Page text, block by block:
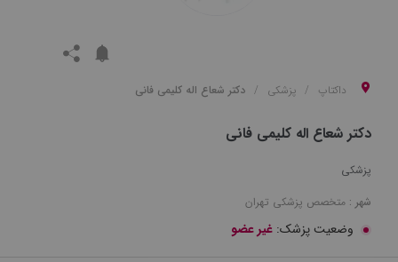
داکتاپ پزشکی دکتر شعاع اله کلیمی فانی
دکتر شعاع اله کلیمی فانی
پزشکی
شهر : متخصص پزشکی تهران
وضعیت پزشک: غیر عضو